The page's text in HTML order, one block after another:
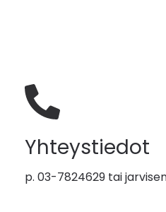
Yhteystiedot
p. 03-7824629 tai